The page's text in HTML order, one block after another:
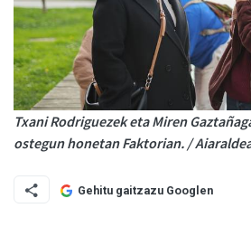
Txani Rodriguezek eta Miren
ostegun honetan Faktorian. /
Gehitu gaitzazu Googlen